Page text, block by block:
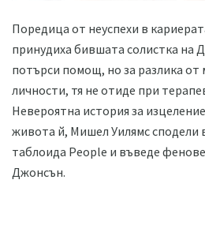
Поредица от неуспехи в
принудиха бившата солистка на
потърси помощ, но за разлика от
личности, тя не отиде при
Невероятна история за
живота й, Мишел Уилямс сподели
таблоида People и въведе
Джонсън.